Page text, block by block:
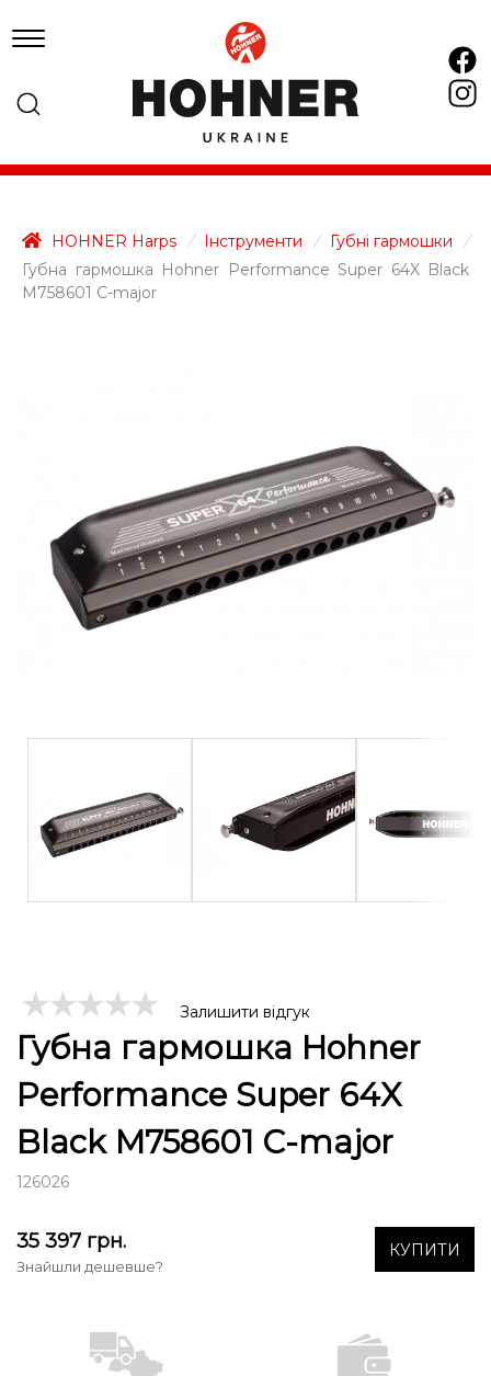
HOHNER Harps / Інструменти / Губні гармошки
/
Губна гармошка Hohner Performance Super 64X Black
M758601 C-major
Залишити відгук
Губна гармошка Hohner
Performance Super 64X
Black M758601 C-major
126026
35 397 грн.
Знайшли дешевше?
КУПИТИ